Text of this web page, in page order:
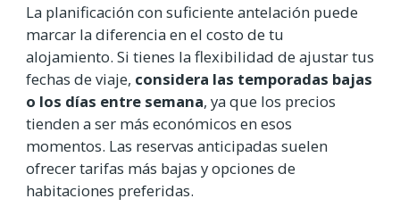
La planificación con suficiente antelación puede
marcar la diferencia en el costo de tu
alojamiento. Si tienes la flexibilidad de ajustar tus
fechas de viaje, considera las temporadas bajas
o los días entre semana, ya que los precios
tienden a ser más económicos en esos
momentos. Las reservas anticipadas suelen
ofrecer tarifas más bajas y opciones de
habitaciones preferidas.